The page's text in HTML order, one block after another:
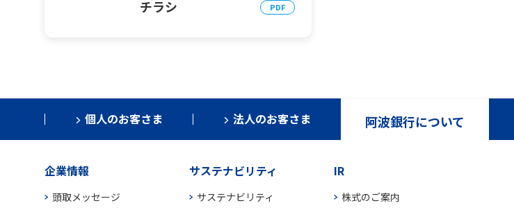
チラシ
個人のお客さま 法人のお客さま 阿波銀行について
企業情報
頭取メッセージ
サステナビリティ
サステナビリティ
IR
株式のご案内